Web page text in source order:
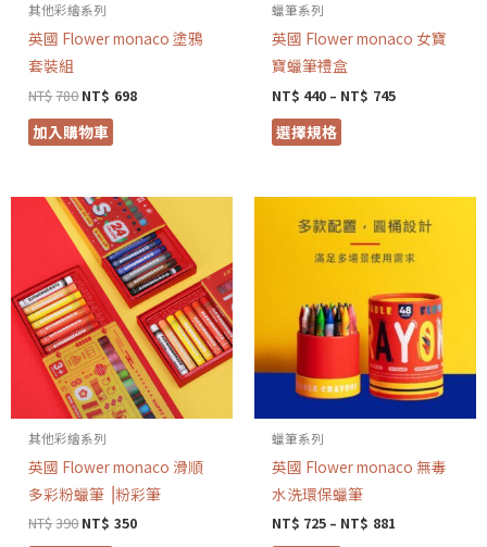
其他彩繪系列
英國 Flower monaco 塗鴉
套裝組
NT$780NT$ 698
加入購物車
蠟筆系列
英國 Flower monaco 女寶
寶蠟筆禮盒
NT$ 440 – NT$ 745
選擇規格
其他彩繪系列
英國 Flower monaco 滑順
多彩粉蠟筆 ⎟粉彩筆
NT$390NT$ 350
蠟筆系列
英國 Flower monaco 無毒
水洗環保蠟筆
NT$ 725 – NT$ 881